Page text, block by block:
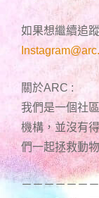
如果想繼續追
關於ARC :
我們是一個社
機構，並沒有
們一起拯救動
－－－－－－